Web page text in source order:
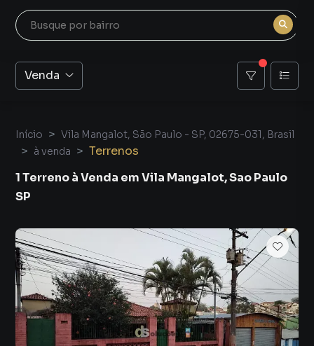
Venda
Início
Vila Mangalot, São Paulo - SP, 02675-031, Brasil
à venda
Terrenos
1 Terreno à Venda em Vila Mangalot, Sao Paulo
SP